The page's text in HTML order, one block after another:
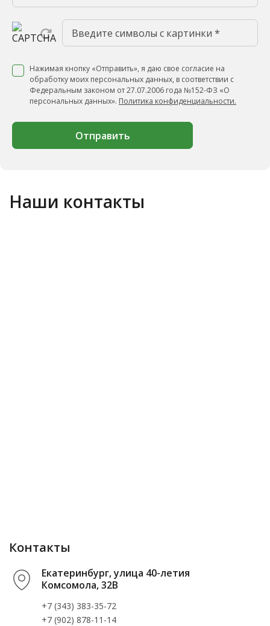
Нажимая кнопку «Отправить», я даю свое согласие на
обработку моих персональных данных, в соответствии с
Федеральным законом от 27.07.2006 года №152-ФЗ «О
персональных данных». Политика конфиденциальности.
Отправить
Наши контакты
Контакты
Екатеринбург, улица 40-летия
Комсомола, 32В
+7 (343) 383-35-72
+7 (902) 878-11-14